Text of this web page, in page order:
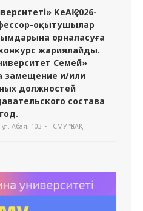
КеАҚ 2026-
оқытушылар
орналасуға
жариялайды.
Семей»
замещение и/или
должностей
состава
Абая, 103 СМУ "ҚеАҚ"